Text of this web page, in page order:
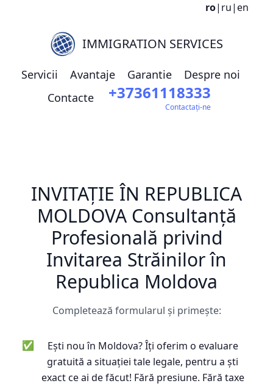
ro| ru|en
IMMIGRATION SERVICES
Servicii Avantaje Garantie
Despre noi
Contacte
+37361118333
Contactați-ne
INVITAȚIE ÎN REPUBLICA
MOLDOVA Consultanță
Profesională privind
Invitarea Străinilor în
Republica Moldova
Completează formularul și primește:
✅
Ești nou în Moldova? Îți oferim o evaluare
gratuită a situației tale legale, pentru a ști
exact ce ai de făcut! Fără presiune. Fără taxe